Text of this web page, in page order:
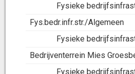
Fysieke
Fys.bedr.infr.str./Algemeen
Fysieke
Bedrijventerrein Mies
Fysieke